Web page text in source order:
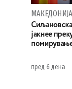
МАКЕДОНИЈА
јакнее
пред 6 дена